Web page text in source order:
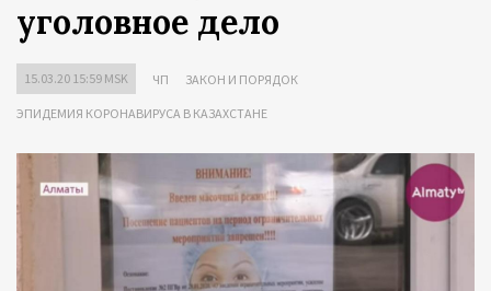
уголовное дело
15.03.20 15:59 MSK ЧП ЗАКОН И ПОРЯДОК
ЭПИДЕМИЯ КОРОНАВИРУСА В КАЗАХСТАНЕ